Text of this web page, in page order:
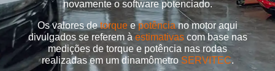
novamente o software potenciado.
Os valores detorque epotênciano motor aqui
divulgados se referem àestimativascom base nas
medições de torque e potência nas rodas
realizadas em um dinamômetro SERVITEC.